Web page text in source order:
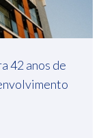
42 anos de